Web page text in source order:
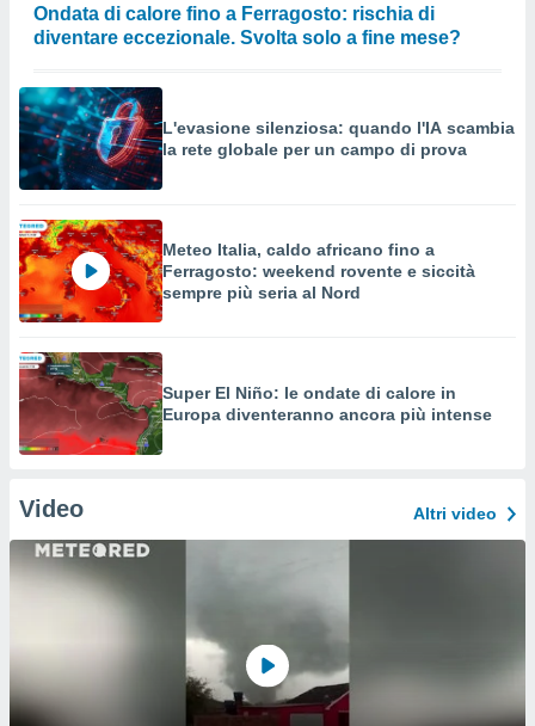
Ondata di calore fino a Ferragosto: rischia di
diventare eccezionale. Svolta solo a fine mese?
L'evasione silenziosa: quando l'IA scambia
la rete globale per un campo di prova
Meteo Italia, caldo africano fino a
Ferragosto: weekend rovente e siccità
sempre più seria al Nord
Super El Niño: le ondate di calore in
Europa diventeranno ancora più intense
Video Altri video